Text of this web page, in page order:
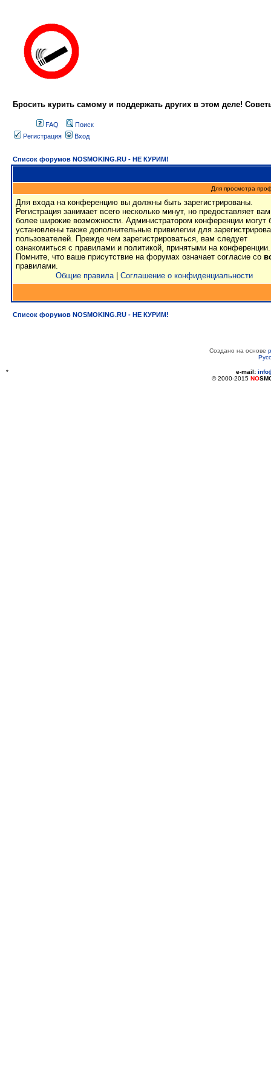
Бросить курить самому и поддержать других в этом деле!
FAQ
Поиск
Регистрация
Вход
Список форумов NOSMOKING.RU - НЕ КУРИМ!
Для просмотра
Для входа на конференцию вы должны быть зарегистрированы.
Регистрация занимает всего несколько минут, но предоставляет вам
более широкие возможности. Администратором конференции могут
установлены также дополнительные привилегии для
пользователей. Прежде чем зарегистрироваться, вам следует
ознакомиться с правилами и политикой, принятыми на конференции.
Помните, что ваше присутствие на форумах означает согласие со
правилами.
Общие правила| Соглашение о конфиденциальности
Список форумов NOSMOKING.RU - НЕ КУРИМ!
Создано на основе
* e-mail:
© 2000-2015 NO